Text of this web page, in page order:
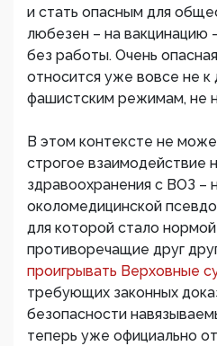
и стать опасным для
любезен – на вакцинацию
без работы. Очень
относится уже вовсе не к
фашистским режимам, не
В этом контексте не
строгое взаимодействие
здравоохранения с ВОЗ –
околомедицинской
для которой стало
противоречащие друг
проигрывать Верховные
требующих законных
безопасности
теперь уже официально от